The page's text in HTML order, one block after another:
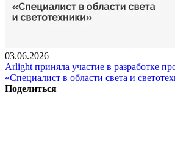
03.06.2026
Arlight приняла участие в разработке
«Специалист в области света и
Поделиться